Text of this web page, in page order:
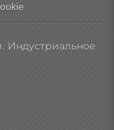
Индустриальное